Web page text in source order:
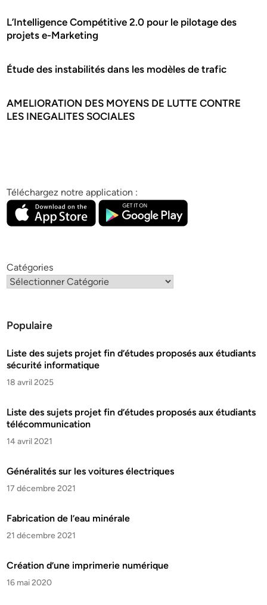
L’Intelligence Compétitive 2.0 pour le pilotage des
projets e-Marketing
Étude des instabilités dans les modèles de trafic
AMELIORATION DES MOYENS DE LUTTE CONTRE
LES INEGALITES SOCIALES
Téléchargez notre application :
Catégories
Populaire
Liste des sujets projet fin d’études proposés aux étudiants
sécurité informatique
18 avril 2025
Liste des sujets projet fin d’études proposés aux étudiants
télécommunication
14 avril 2021
Généralités sur les voitures électriques
17 décembre 2021
Fabrication de l’eau minérale
21 décembre 2021
Création d’une imprimerie numérique
16 mai 2020